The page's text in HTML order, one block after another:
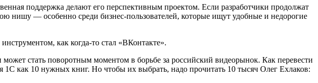
поддержка делают его перспективным проектом. Если разработчики продолжат
нишу — особенно среди бизнес-пользователей, которые ищут удобные и недорогие
как когда-то стал «ВКонтакте».
стать поворотным моментом в борьбе за российский видеорынок. Как перевести
как 10 нужных книг. Но чтобы их выбрать, надо прочитать 10 тысяч Олег Ехлаков: